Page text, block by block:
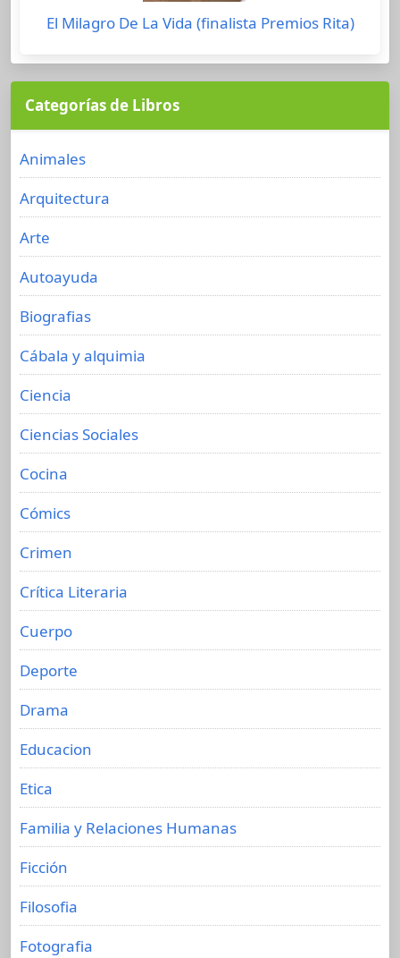
El Milagro De La Vida (finalista Premios Rita)
Categorías de Libros
Animales
Arquitectura
Arte
Autoayuda
Biografias
Cábala y alquimia
Ciencia
Ciencias Sociales
Cocina
Cómics
Crimen
Crítica Literaria
Cuerpo
Deporte
Drama
Educacion
Etica
Familia y Relaciones Humanas
Ficción
Filosofia
Fotografia